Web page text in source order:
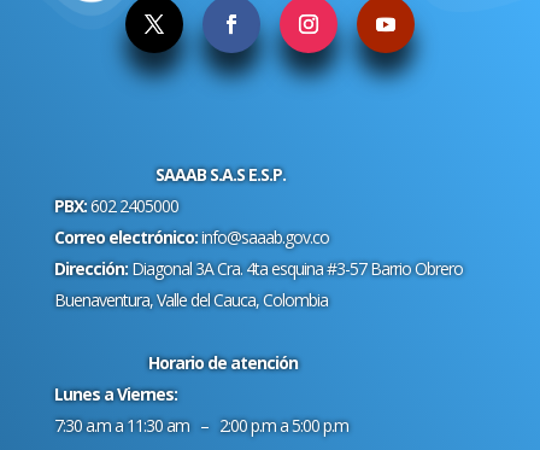
SAAAB S.A.S E.S.P.
PBX:602 2405000
Correo electrónico:info@saaab.gov.co
Dirección:Diagonal 3A Cra. 4ta esquina #3-57 Barrio Obrero
Buenaventura, Valle del Cauca, Colombia
Horario de atención
Lunes a Viernes:
7:30 a.m a 11:30 am – 2:00 p.m a 5:00 p.m